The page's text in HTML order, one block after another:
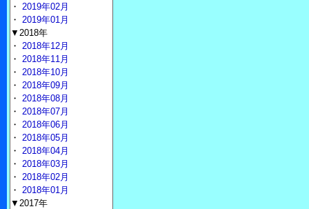
・ 2019年02月
・ 2019年01月
▼2018年
・ 2018年12月
・ 2018年11月
・ 2018年10月
・ 2018年09月
・ 2018年08月
・ 2018年07月
・ 2018年06月
・ 2018年05月
・ 2018年04月
・ 2018年03月
・ 2018年02月
・ 2018年01月
▼2017年